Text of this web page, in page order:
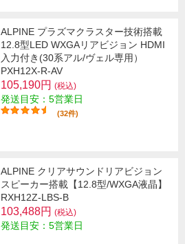
ALPINE プラズマクラスター技術搭載
12.8型LED WXGAリアビジョン HDMI
入力付き(30系アル/ヴェル専用）
PXH12X-R-AV
105,190円 (税込)
発送目安：5営業日
(32件)
ALPINE クリアサウンドリアビジョン
スピーカー搭載【12.8型/WXGA液晶】
RXH12Z-LBS-B
103,488円 (税込)
発送目安：5営業日